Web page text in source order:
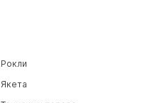
Рокли
Якета